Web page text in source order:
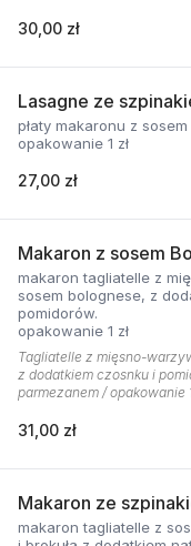
30,00 zł
Lasagne ze
płaty makaronu z
opakowanie 1 zł
27,00 zł
Makaron z sosem
makaron tagliatelle z
sosem bolognese, z
pomidorów.
opakowanie 1 zł
Tagliatelle z mięsno-
z dodatkiem czosnku i
parmezanem / opakowanie
31,00 zł
Makaron ze
makaron tagliatelle z